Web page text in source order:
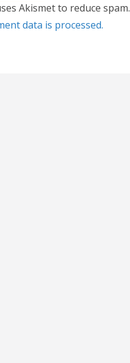
Akismet to reduce spam.
data is processed.